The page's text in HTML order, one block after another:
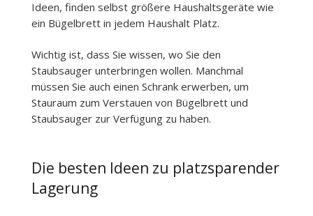
Ideen, finden selbst größere Haushaltsgeräte wie
ein Bügelbrett in jedem Haushalt Platz.
Wichtig ist, dass Sie wissen, wo Sie den
Staubsauger unterbringen wollen. Manchmal
müssen Sie auch einen Schrank erwerben, um
Stauraum zum Verstauen von Bügelbrett und
Staubsauger zur Verfügung zu haben.
Die besten Ideen zu platzsparender
Lagerung